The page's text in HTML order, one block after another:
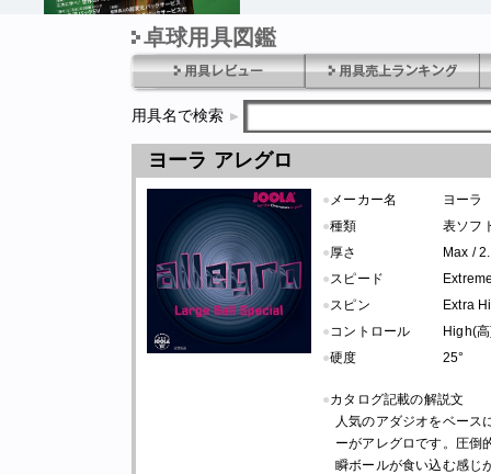
1970年1月01日 発売卓球用具図鑑
用具名で検索
ヨーラ アレグロ
● メーカー名
ヨーラ
●種類
表ソフ
●厚さ
Max /
●スピード
●スピン
Extra
●コントロール
High(
●硬度 25°
●カタログ記載の解説文
人気のアダジオをベース
ーがアレグロです。圧倒
瞬ボールが食い込む感じ